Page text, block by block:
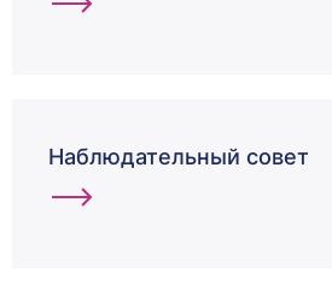
Наблюдательный совет